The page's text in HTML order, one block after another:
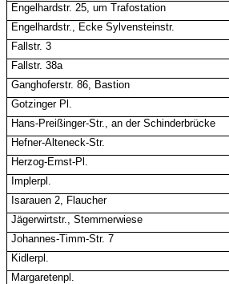
Engelhardstr. 25, um Trafostation
Engelhardstr., Ecke Sylvensteinstr.
Fallstr. 3
Fallstr. 38a
Ganghoferstr. 86, Bastion
Gotzinger Pl.
Hans-Preißinger-Str., an der Schinderbrücke
Hefner-Alteneck-Str.
Herzog-Ernst-Pl.
Implerpl.
Isarauen 2, Flaucher
Jägerwirtstr., Stemmerwiese
Johannes-Timm-Str. 7
Kidlerpl.
Margaretenpl.